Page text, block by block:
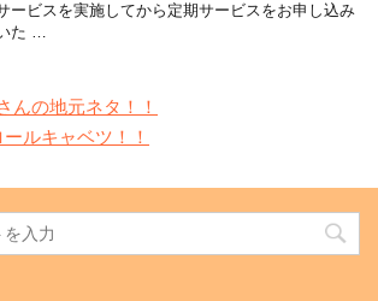
ービスを実施してから定期サービスをお申し込み
た …
んの地元ネタ！！
ルキャベツ！！